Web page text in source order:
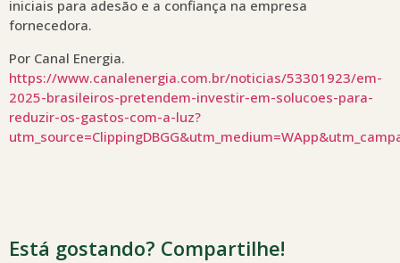
iniciais para adesão e a confiança na empresa
fornecedora.
Por Canal Energia.
https://www.canalenergia.com.br/noticias/53301923/em-
2025-brasileiros-pretendem-investir-em-solucoes-para-
reduzir-os-gastos-com-a-luz?
Está gostando? Compartilhe!